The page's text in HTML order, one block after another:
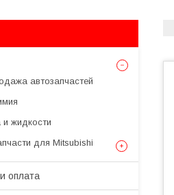
автозапчастей
жидкости
для Mitsubishi
оплата